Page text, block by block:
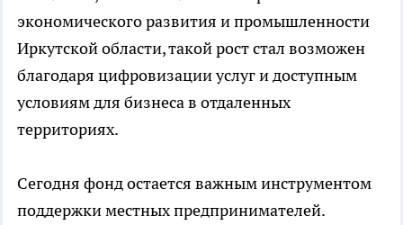
экономического развития и промышленности
Иркутской области, такой рост стал возможен
благодаря цифровизации услуг и доступным
условиям для бизнеса в отдаленных
территориях.
Сегодня фонд остается важным инструментом
поддержки местных предпринимателей.